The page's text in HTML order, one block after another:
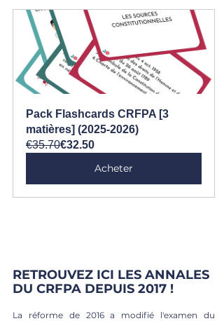
Pack Flashcards CRFPA [3
matières] (2025-2026)
€35.70€32.50
Acheter
RETROUVEZ ICI LES ANNALES
DU CRFPA DEPUIS 2017 !
La réforme de 2016 a modifié l'examen du